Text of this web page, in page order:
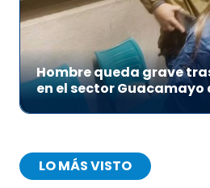
Hombre queda grave
en el sector
LO MÁS VISTO